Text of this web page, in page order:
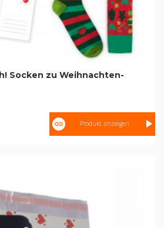
Socken zu Weihnachten-
Produkt anzeigen